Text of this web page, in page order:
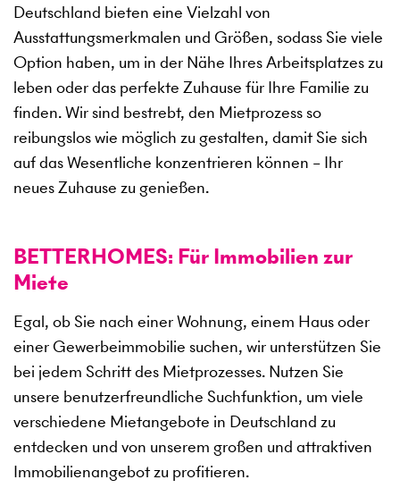
Deutschland bieten eine Vielzahl von
Ausstattungsmerkmalen und Größen, sodass Sie viele
Option haben, um in der Nähe Ihres Arbeitsplatzes zu
leben oder das perfekte Zuhause für Ihre Familie zu
finden. Wir sind bestrebt, den Mietprozess so
reibungslos wie möglich zu gestalten, damit Sie sich
auf das Wesentliche konzentrieren können – Ihr
neues Zuhause zu genießen.
BETTERHOMES: Für Immobilien zur
Miete
Egal, ob Sie nach einer Wohnung, einem Haus oder
einer Gewerbeimmobilie suchen, wir unterstützen Sie
bei jedem Schritt des Mietprozesses. Nutzen Sie
unsere benutzerfreundliche Suchfunktion, um viele
verschiedene Mietangebote in Deutschland zu
entdecken und von unserem großen und attraktiven
Immobilienangebot zu profitieren.